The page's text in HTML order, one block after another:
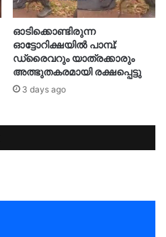
ഓടിക്കൊണ്ടിരുന്ന
ഓട്ടോറിക്ഷയിൽ പാമ്പ്;
ഡ്രൈവറും യാത്രക്കാരും
അത്ഭുതകരമായി രക്ഷപ്പെട്ടു
3 days ago